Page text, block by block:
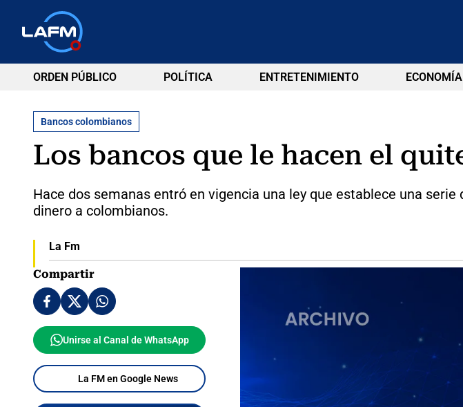
ORDEN PÚBLICO POLÍTICA ENTRETENIMIENTO ECONOMÍA
Bancos colombianos
Los bancos que le hacen el
Hace dos semanas entró en vigencia una ley que establece una
dinero a colombianos.
La Fm
Compartir
Unirse al Canal de WhatsApp
La FM en Google News